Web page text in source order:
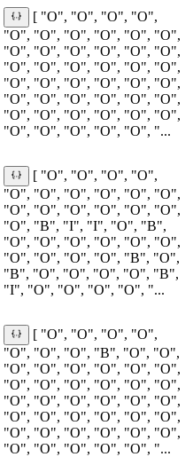
[ "O", "O", "O", "O",
"O", "O", "O", "O", "O", "O",
"O", "O", "O", "O", "O", "O",
"O", "O", "O", "O", "O", "O",
"O", "O", "O", "O", "O", "O",
"O", "O", "O", "O", "O", "O",
"O", "O", "O", "O", "O", "O",
"O", "O", "O", "O", "O", "...
[ "O", "O", "O", "O",
"O", "O", "O", "O", "O", "O",
"O", "O", "O", "O", "O", "O",
"O", "B", "I", "I", "O", "B",
"O", "O", "O", "O", "O", "O",
"O", "O", "O", "O", "B", "O",
"B", "O", "O", "O", "O", "B",
"I", "O", "O", "O", "O", "...
[ "O", "O", "O", "O",
"O", "O", "O", "B", "O", "O",
"O", "O", "O", "O", "O", "O",
"O", "O", "O", "O", "O", "O",
"O", "O", "O", "O", "O", "O",
"O", "O", "O", "O", "O", "O",
"O", "O", "O", "O", "O", "O",
"O", "O", "O", "O", "O", "...